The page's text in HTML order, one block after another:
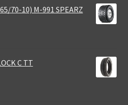
70-10) M-991 SPEARZ
C TT